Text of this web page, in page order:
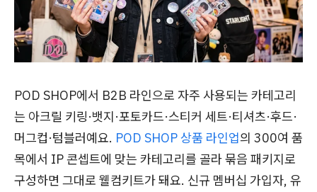
POD SHOP에서 B2B 라인으로 자주 사용되는 카테고리
는 아크릴 키링·뱃지·포토카드·스티커 세트·티셔츠·후드·
머그컵·텀블러예요. POD SHOP 상품 라인업의 300여 품
목에서 IP 콘셉트에 맞는 카테고리를 골라 묶음 패키지로
구성하면 그대로 웰컴키트가 돼요. 신규 멤버십 가입자, 유